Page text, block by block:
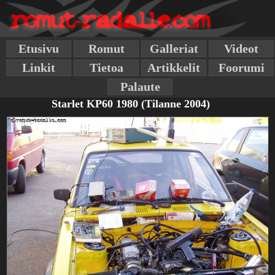
Etusivu Romut Galleriat
Videot
Linkit
Tietoa Artikkelit
Foorumi
Palaute
Starlet KP60 1980 (Tilanne 2004)